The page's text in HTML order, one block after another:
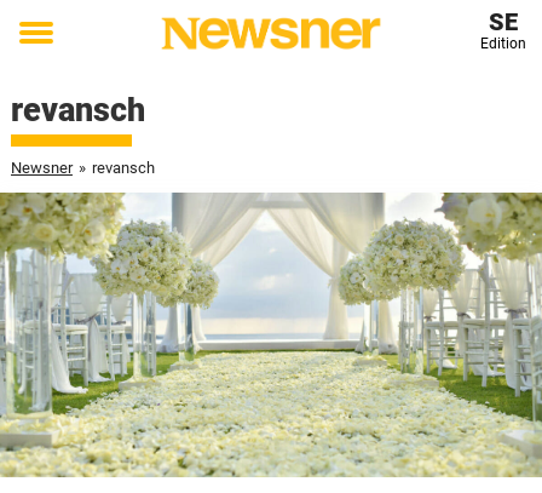
Toggle
SE
Edition
revansch
Newsner » revansch